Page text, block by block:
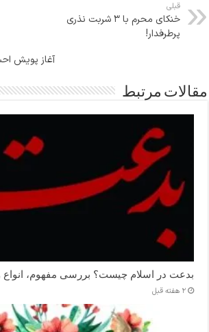
قبلی
خنکای محرم با 3 شربت نذری
پرطرفدار!
آغاز پویش
مقالات مرتبط
بدعت در اسلام چیست؟ بررسی مفهوم، انواع
2 هفته قبل